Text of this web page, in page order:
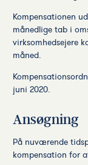
Kompensationen
månedlige tab i
virksomhedsejere
måned.
juni 2020.
Ansøgning
På nuværende
kompensation for